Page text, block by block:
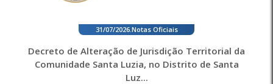
31/07/2026. Notas Oficiais
Decreto de Alteração de Jurisdição Territorial da
Comunidade Santa Luzia, no Distrito de Santa
Luz...